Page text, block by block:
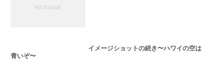
イメージショットの続き〜ハワイの空は
青いぞ〜